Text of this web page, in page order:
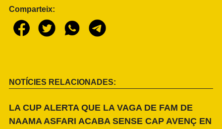
Comparteix:
NOTÍCIES RELACIONADES:
LA CUP ALERTA QUE LA VAGA DE FAM DE
NAAMA ASFARI ACABA SENSE CAP AVENÇ EN